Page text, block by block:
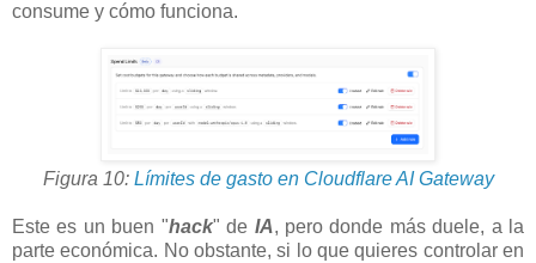
consume y cómo funciona.
Figura 10: Límites de gasto en Cloudflare AI Gateway
Este es un buen "hack" de IA, pero donde más duele, a la
parte económica. No obstante, si lo que quieres controlar en